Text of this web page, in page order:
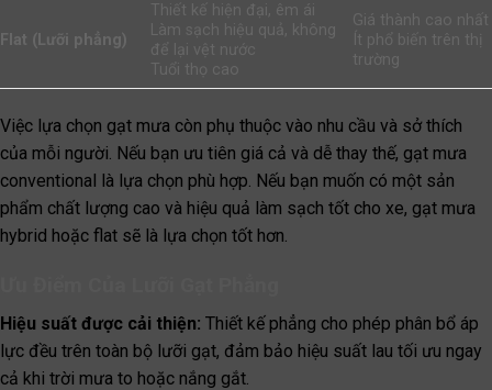
Flat (Lưỡi phẳng)
Thiết kế hiện đại, êm ái
Làm sạch hiệu quả, không
để lại vệt nước
Tuổi thọ cao
Giá thành cao nhất
Ít phổ biến trên thị
trường
Việc lựa chọn gạt mưa còn phụ thuộc vào nhu cầu và sở thích
của mỗi người. Nếu bạn ưu tiên giá cả và dễ thay thế, gạt mưa
conventional là lựa chọn phù hợp. Nếu bạn muốn có một sản
phẩm chất lượng cao và hiệu quả làm sạch tốt cho xe, gạt mưa
hybrid hoặc flat sẽ là lựa chọn tốt hơn.
Hiệu suất được cải thiện: Thiết kế phẳng cho phép phân bổ áp
lực đều trên toàn bộ lưỡi gạt, đảm bảo hiệu suất lau tối ưu ngay
cả khi trời mưa to hoặc nắng gắt.